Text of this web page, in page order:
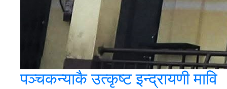
पञ्चकन्याकै उत्कृष्ट इन्द्रायणी मावि